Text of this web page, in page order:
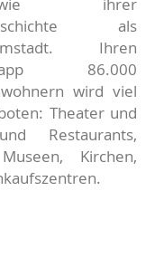
als
Ihren
86.000
wird viel
Theater und
Restaurants,
Kirchen,